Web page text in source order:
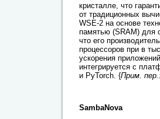
кристалле, что
от традиционных
WSE-2 на основе
памятью (SRAM) для
что его
процессоров при в
ускорения
интегрируется с
и PyTorch. {Прим.
SambaNova